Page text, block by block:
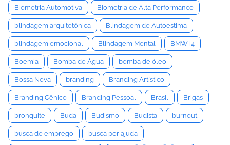
Biometria Automotiva Biometria de Alta Performance
blindagem arquitetônica Blindagem de Autoestima
blindagem emocional Blindagem Mental BMW i4
Boemia Bomba de Água bomba de óleo
Bossa Nova branding Branding Artístico
Branding Cênico Branding Pessoal Brasil Brigas
bronquite Buda Budismo Budista burnout
busca de emprego busca por ajuda